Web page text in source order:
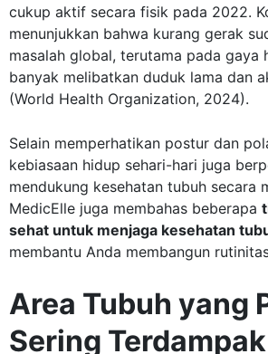
cukup aktif secara fisik pada 2022.
menunjukkan bahwa kurang gerak
masalah global, terutama pada gaya
banyak melibatkan duduk lama dan
(World Health Organization, 2024).
Selain memperhatikan postur dan
kebiasaan hidup sehari-hari juga
mendukung kesehatan tubuh secara
MedicElle juga membahas beberapa
sehat untuk menjaga kesehatan
membantu Anda membangun
Area Tubuh yang
Sering